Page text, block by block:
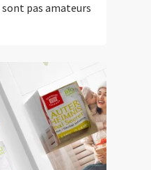
pas amateurs